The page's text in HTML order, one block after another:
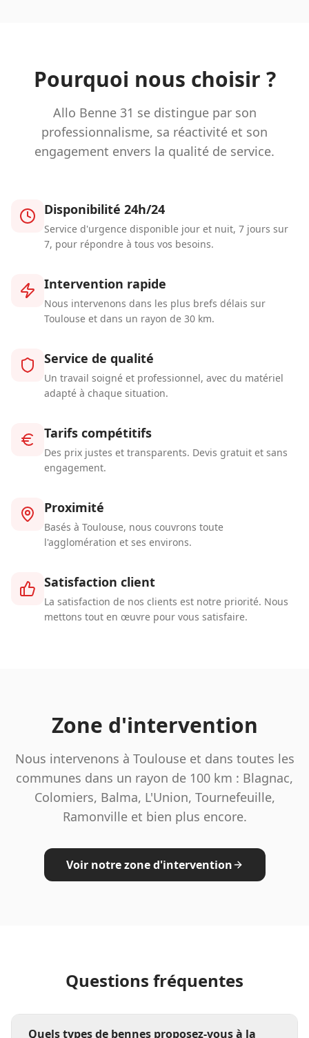
Pourquoi nous choisir ?
Allo Benne 31 se distingue par son
professionnalisme, sa réactivité et son
engagement envers la qualité de service.
Disponibilité 24h/24
Service d'urgence disponible jour et nuit, 7 jours sur
7, pour répondre à tous vos besoins.
Intervention rapide
Nous intervenons dans les plus brefs délais sur
Toulouse et dans un rayon de 30 km.
Service de qualité
Un travail soigné et professionnel, avec du matériel
adapté à chaque situation.
Tarifs compétitifs
Des prix justes et transparents. Devis gratuit et sans
engagement.
Proximité
Basés à Toulouse, nous couvrons toute
l'agglomération et ses environs.
Satisfaction client
La satisfaction de nos clients est notre priorité. Nous
mettons tout en œuvre pour vous satisfaire.
Zone d'intervention
Nous intervenons à Toulouse et dans toutes les
communes dans un rayon de 100 km : Blagnac,
Colomiers, Balma, L'Union, Tournefeuille,
Ramonville et bien plus encore.
Voir notre zone d'intervention
Questions fréquentes
Quels types de bennes proposez-vous à la